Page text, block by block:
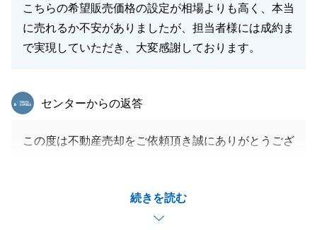
閉じる
こちらの希望販売価格の設定が相場よりも高く、本当
に売れるか不安がありましたが、担当者様には成約ま
で実現していただき、大変感謝しております。
続きを読む
東急リバブル
センターからの返答
この度は不動産売却をご依頼頂き誠にありがとうござ
お住まいがご遠方ということもありなかなかお会いで